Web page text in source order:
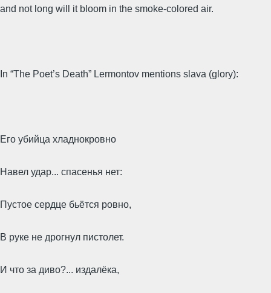
and not long will it bloom in the smoke-colored air.
In “The Poet’s Death” Lermontov mentions slava (glory):
Его убийца хладнокровно
Навел удар... спасенья нет:
Пустое сердце бьётся ровно,
В руке не дрогнул пистолет.
И что за диво?... издалёка,